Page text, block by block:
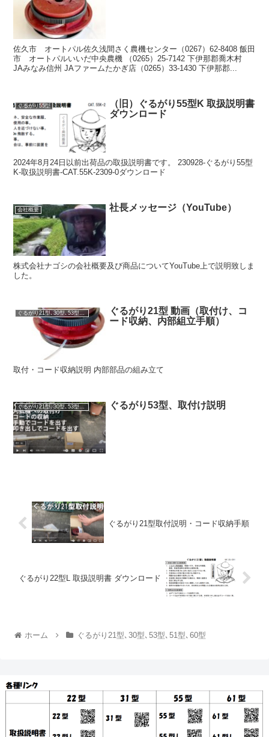
佐久市 オートパル佐久浅間さく農機センター（0267）62-8408 飯田
市 オートパルいいだ中央農機 （0265）25-7142 下伊那郡喬木村
JAみなみ信州 JAファームたかぎ店（0265）33-1430 下伊那郡...
ぐるがり55型
（旧）ぐるがり55型K 取扱説明書
ダウンロード
2024年8月24日以前出荷品の取扱説明書です。 230928-ぐるがり55型
K-取扱説明書-CAT.55K-2309-0ダウンロード
会社概要 社長メッセージ（YouTube）
株式会社ナゴシの会社概要及び商品についてYouTube上で説明致しま
した。
ぐるがり21型､30型､53型､51型､60型
ぐるがり21型 動画（取付け、コ
ード収納、内部組立手順）
取付・コード収納説明 内部部品の組み立て
ぐるがり21型､30型､53型､51型､60型 ぐるがり53型、取付け説明
ぐるがり21型取付説明・コード収納手順
ぐるがり22型L 取扱説明書 ダウンロード
ホーム ぐるがり21型､30型､53型､51型､60型